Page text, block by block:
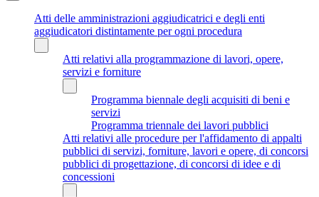
Atti delle amministrazioni aggiudicatrici e degli enti
aggiudicatori distintamente per ogni procedura
Atti relativi alla programmazione di lavori, opere,
servizi e forniture
Programma biennale degli acquisiti di beni e
servizi
Programma triennale dei lavori pubblici
Atti relativi alle procedure per l'affidamento di appalti
pubblici di servizi, forniture, lavori e opere, di concorsi
pubblici di progettazione, di concorsi di idee e di
concessioni